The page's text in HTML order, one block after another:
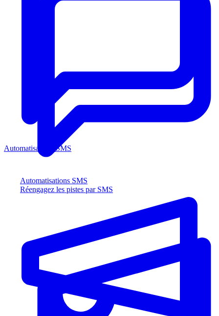
Automatisations SMS
Réengagez les pistes par SMS
Automatisations SMS